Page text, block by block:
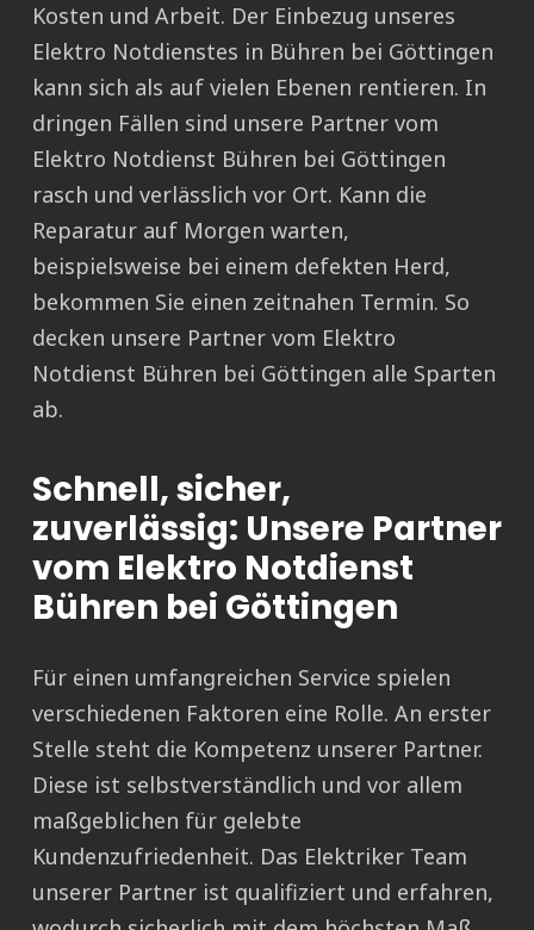
Kosten und Arbeit. Der Einbezug unseres
Elektro Notdienstes in Bühren bei Göttingen
kann sich als auf vielen Ebenen rentieren. In
dringen Fällen sind unsere Partner vom
Elektro Notdienst Bühren bei Göttingen
rasch und verlässlich vor Ort. Kann die
Reparatur auf Morgen warten,
beispielsweise bei einem defekten Herd,
bekommen Sie einen zeitnahen Termin. So
decken unsere Partner vom Elektro
Notdienst Bühren bei Göttingen alle Sparten
ab.
Schnell, sicher,
zuverlässig: Unsere Partner
vom Elektro Notdienst
Bühren bei Göttingen
Für einen umfangreichen Service spielen
verschiedenen Faktoren eine Rolle. An erster
Stelle steht die Kompetenz unserer Partner.
Diese ist selbstverständlich und vor allem
maßgeblichen für gelebte
Kundenzufriedenheit. Das Elektriker Team
unserer Partner ist qualifiziert und erfahren,